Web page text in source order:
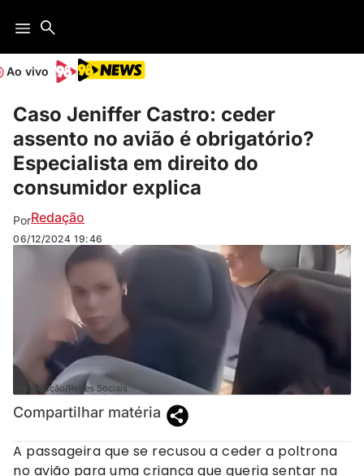
Ao vivo
Caso Jeniffer Castro: ceder
assento no avião é obrigatório?
Especialista em direito do
consumidor explica
PorRedação
06/12/2024 19:46
Reprodução/Redes Sociais
Compartilhar matéria
A passageira que se recusou a ceder a poltrona
no avião para uma criança que queria sentar na